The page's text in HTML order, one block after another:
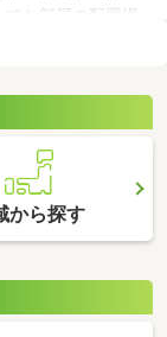
てお部屋の配置場
ことがおすすめ
から探す